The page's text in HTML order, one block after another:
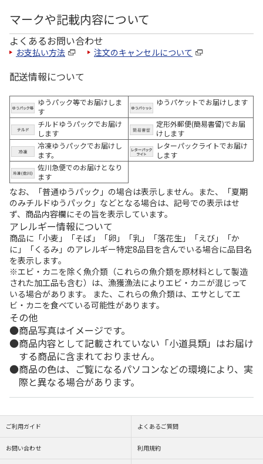
マークや記載内容について
よくあるお問い合わせ
お支払い方法 注文のキャンセルについて
配送情報について
ゆうパック等でお届けしま
す
ゆうパケットでお届けします
チルドゆうパックでお届け
します
定形外郵便(簡易書留)でお届
けします
冷凍ゆうパックでお届けし
ます。
レターパックライトでお届け
します
佐川急便でのお届けとなり
ます
なお、「普通ゆうパック」の場合は表示しません。また、「夏期
のみチルドゆうパック」などとなる場合は、記号での表示はせ
ず、商品内容欄にその旨を表示しています。
アレルギー情報について
商品に「小麦」「そば」「卵」「乳」「落花生」「えび」「か
に」「くるみ」のアレルギー特定8品目を含んでいる場合に品目名
を表示します。
※エビ・カニを除く魚介類（これらの魚介類を原材料として製造
された加工品も含む）は、漁獲漁法によりエビ・カニが混じって
いる場合があります。 また、これらの魚介類は、エサとしてエ
ビ・カニを食べている可能性があります。
その他
商品写真はイメージです。
商品内容として記載されていない「小道具類」はお届け
する商品に含まれておりません。
商品の色は、ご覧になるパソコンなどの環境により、実
際と異なる場合があります。
ご利用ガイド よくあるご質問
お問い合わせ 利用規約